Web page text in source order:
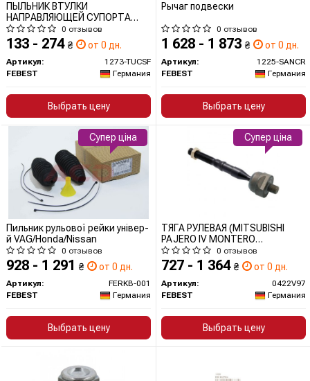
ПЫЛЬНИК ВТУЛКИ
НАПРАВЛЯЮЩЕЙ СУПОРТА
ТОРМОЗНОГО ПЕРЕДНЕГО
0 отзывов
133 - 274 ₴ от 0 дн.
Артикул:
1273-TUCSF
FEBEST
Германия
Выбрать цену
Рычаг подвески
0 отзывов
1 628 - 1 873 ₴ от 0 дн.
Артикул:
1225-SANCR
FEBEST
Германия
Выбрать цену
Пильник рульової рейки універ-
й VAG/Honda/Nissan
0 отзывов
928 - 1 291 ₴ от 0 дн.
Артикул:
FERKB-001
FEBEST
Германия
Выбрать цену
Супер ціна
ТЯГА РУЛЕВАЯ (MITSUBISHI
PAJERO IV MONTERO
V87W/V97W 2006-)
0 отзывов
727 - 1 364 ₴ от 0 дн.
Артикул:
0422V97
FEBEST
Германия
Выбрать цену
Супер ціна